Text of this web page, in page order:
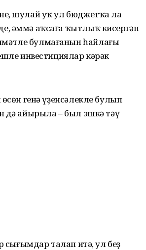
шулай уҡ ул бюджетҡа ла
әммә аҡсаға ҡытлыҡ кисергән
булмағанын һайлағы
инвестициялар кәрәк
генә үҙен­сәлекле булып
дә айырыла – был эшкә тәү
сығымдар талап итә, ул беҙ